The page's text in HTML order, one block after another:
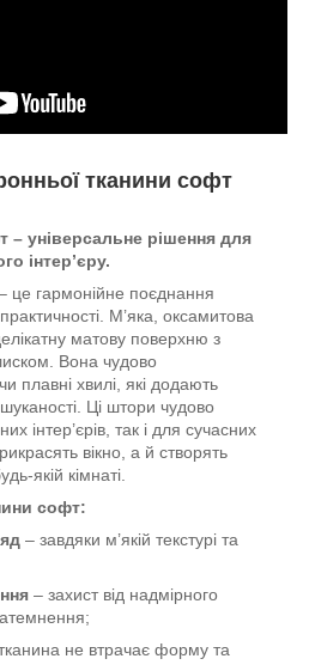
тканини софт
– універсальне рішення для
інтер’єру.
це гармонійне поєднання
М’яка, оксамитова
матову поверхню з
Вона чудово
плавні хвилі, які додають
Ці штори чудово
інтер’єрів, так і для сучасних
вікно, а й створять
якій кімнаті.
софт:
– завдяки м’якій текстурі та
– захист від надмірного
не втрачає форму та